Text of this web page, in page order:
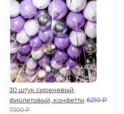
30 штук сиреневый,
фиолетовый, конфетти 6210₽
7300₽